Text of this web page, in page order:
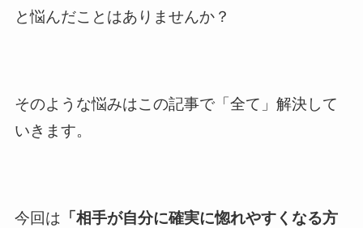
と悩んだことはありませんか？
そのような悩みはこの記事で「全て」解決して
いきます。
今回は 「相手が自分に確実に惚れやすくなる方